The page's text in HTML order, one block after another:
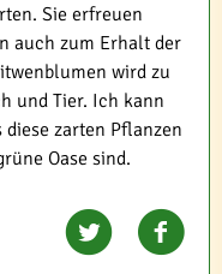
Sie erfreuen
auch zum Erhalt der
wird zu
und Tier. Ich kann
zarten Pflanzen
Oase sind.